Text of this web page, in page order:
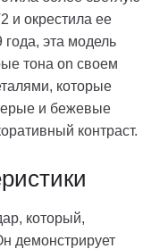
и окрестила ее
эта модель
тона on своем
которые
и бежевые
контраст.
который,
демонстрирует